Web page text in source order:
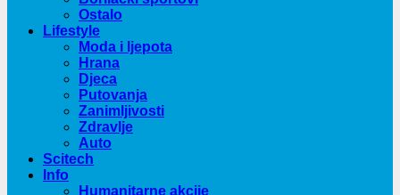
Ostalo
Lifestyle
Moda i ljepota
Hrana
Djeca
Putovanja
Zanimljivosti
Zdravlje
Auto
Scitech
Info
Humanitarne akcije